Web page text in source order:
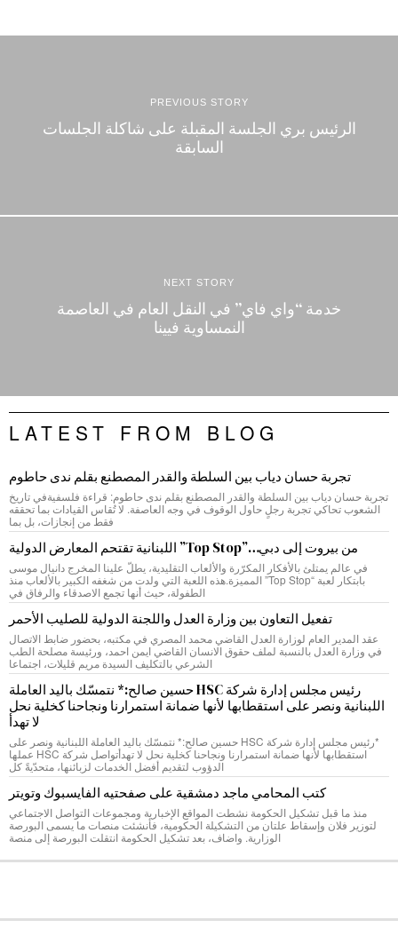
PREVIOUS STORY
الرئيس بري الجلسة المقبلة على شاكلة الجلسات
السابقة
NEXT STORY
خدمة “واي فاي” في النقل العام في العاصمة
النمساوية فيينا
LATEST FROM BLOG
تجربة حسان دياب بين السلطة والقدر المصطنع بقلم ندى حاطوم
تجربة حسان دياب بين السلطة والقدر المصطنع بقلم ندى حاطوم: قراءة فلسفيةفي تاريخ
الشعوب تحاكي تجربة رجلٍ حاول الوقوف في وجه العاصفة. لا تُقاس القيادات بما تحققه
فقط من إنجازات، بل بما
من بيروت إلى دبي…”Top Stop” اللبنانية تقتحم المعارض الدولية
في عالم يمتلئ بالأفكار المكرّرة والألعاب التقليدية، يطلّ علينا المخرج دانيال موسى
بابتكار لعبة “Top Stop” المميزة.هذه اللعبة التي ولدت من شغفه الكبير بالألعاب منذ
الطفولة، حيث أنها تجمع الاصدقاء والرفاق في
تفعيل التعاون بين وزارة العدل واللجنة الدولية للصليب الأحمر
عقد المدير العام لوزارة العدل القاضي محمد المصري في مكتبه، بحضور ضابط الاتصال
في وزارة العدل بالنسبة لملف حقوق الانسان القاضي ايمن احمد، ورئيسة مصلحة الطب
الشرعي بالتكليف السيدة مريم قليلات، اجتماعا
رئيس مجلس إدارة شركة HSC حسين صالح:* نتمسّك باليد العاملة
اللبنانية ونصر على استقطابها لأنها ضمانة استمرارنا ونجاحنا كخلية نحل
لا تهدأ
*رئيس مجلس إدارة شركة HSC حسين صالح:* نتمسّك باليد العاملة اللبنانية ونصر على
استقطابها لأنها ضمانة استمرارنا ونجاحنا كخلية نحل لا تهدأتواصل شركة HSC عملها
الدؤوب لتقديم أفضل الخدمات لزبائنها، متحدّيةً كل
كتب المحامي ماجد دمشقية على صفحتيه الفايسبوك وتويتر
منذ ما قبل تشكيل الحكومة نشطت المواقع الإخبارية ومجموعات التواصل الاجتماعي
لتوزير فلان وإسقاط علتان من التشكيلة الحكومية، فأنشئت منصات ما يسمى البورصة
الوزارية. واضاف، بعد تشكيل الحكومة انتقلت البورصة إلى منصة